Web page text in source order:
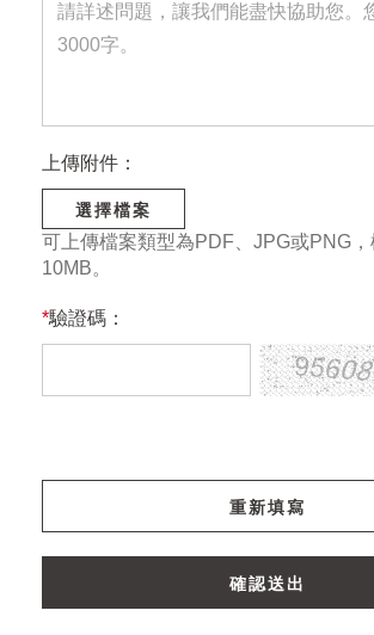
上傳附件：
選擇檔案
可上傳檔案類型為PDF、JPG或PNG，
10MB。
*驗證碼：